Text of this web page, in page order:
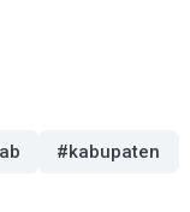
#kabupaten